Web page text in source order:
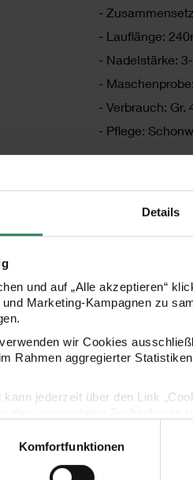
Details
und auf „Alle akzeptieren“
Marketing-Kampagnen zu
wir Cookies
Rahmen aggregierter
jederzeit über den Link
widerrufen
Komfortfunktionen
-
- Lauflänge:
- Nadelstärke:
-
- Verbrauch: Gr.
- Pflege:
KOSTENLOSE